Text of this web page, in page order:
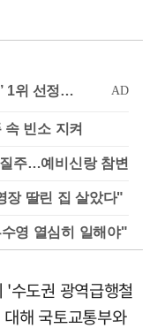
빈소 지켜
주…예비신랑 참변
장 딸린 집 살았다"
영 열심히 일해야"
수도권 광역급행철
해 국토교통부와